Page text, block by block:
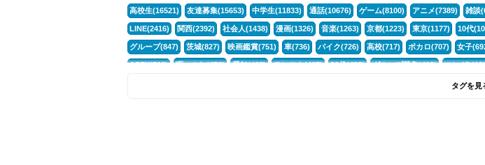
高校生(16521) 友達募集(15653) 中学生(11833) 通話(10676) ゲーム(8100) アニメ(7389) 雑談
LINE(2416) 関西(2392) 社会人(1438) 漫画(1326) 音楽(1263) 京都(1223) 東京(1177) 10代
グループ(847) 茨城(827) 映画鑑賞(751) 車(736) バイク(726) 高校(717) ボカロ(707) 女子
APEX(519) 暇つぶし(476) 愛知(468) モンスト(465) 30代(433) グループ募集(412) マンガ(401)
フォートナ
タグを見